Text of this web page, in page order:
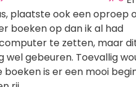
plaatste ook een oproep
boeken op dan ik al had
te zetten, maar
gebeuren. Toevallig
is er een mooi